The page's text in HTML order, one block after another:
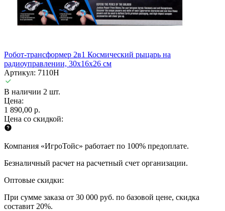
Робот-трансформер 2в1 Космический рыцарь на
радиоуправлении, 30х16х26 см
Артикул: 7110H
В наличии 2 шт.
Цена:
1 890,00 р.
Цена со скидкой:
Компания «ИгроТойс» работает по 100% предоплате.
Безналичный расчет на расчетный счет организации.
Оптовые скидки:
При сумме заказа от 30 000 руб. по базовой цене, скидка
составит 20%.